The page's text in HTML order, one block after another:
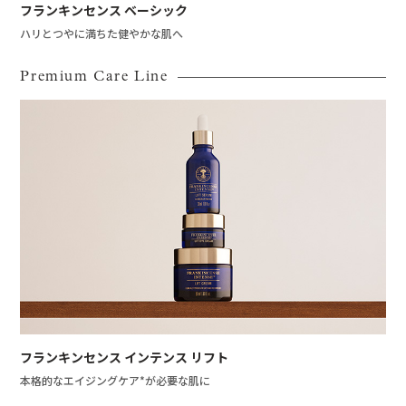
フランキンセンス ベーシック
ハリとつやに満ちた健やかな肌へ
Premium Care Line
フランキンセンス インテンス リフト
本格的なエイジングケア*が必要な肌に